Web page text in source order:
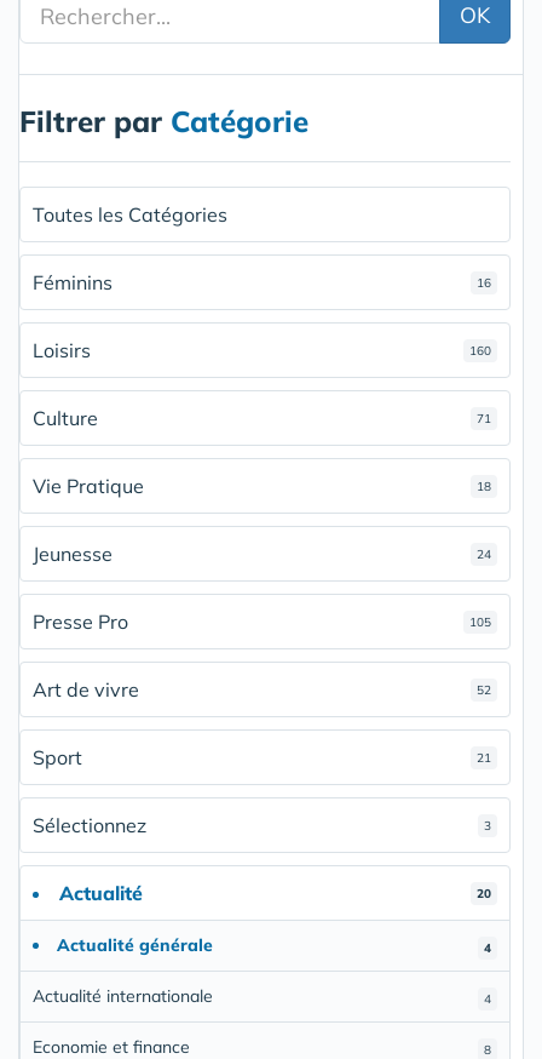
OK
Filtrer par Catégorie
Toutes les Catégories
Féminins 16
Loisirs 160
Culture 71
Vie Pratique 18
Jeunesse 24
Presse Pro 105
Art de vivre 52
Sport 21
Sélectionnez 3
Actualité 20
Actualité générale 4
Actualité internationale 4
Economie et finance 8